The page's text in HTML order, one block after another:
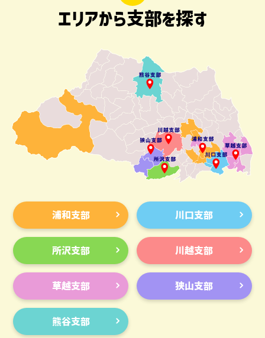
エリアから支部を探す
浦和支部 川口支部
所沢支部 川越支部
草越支部 狭山支部
熊谷支部